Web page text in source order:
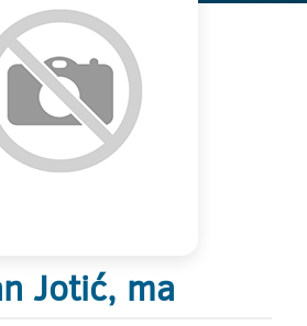
Jotić, ma